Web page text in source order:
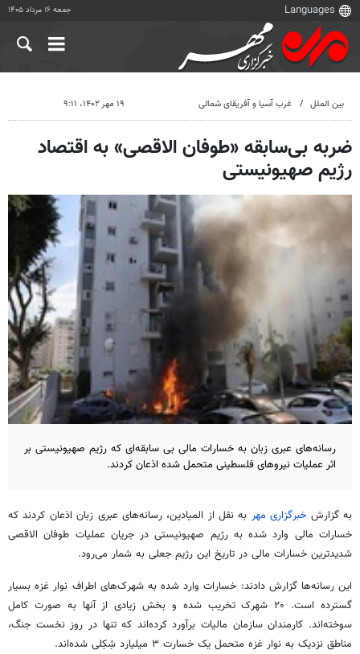
جمعه ۱۶ مرداد ۱۴۰۵
بین الملل غرب آسیا و آفریقای شمالی ۱۹ مهر ۱۴۰۲، ۹:۱۱
ضربه بی‌سابقه «طوفان الاقصی» به اقتصاد
رژیم صهیونیستی
رسانه‌های عبری زبان به خسارات مالی بی سابقه‌ای که رژیم صهیونیستی بر
اثر عملیات نیروهای فلسطینی متحمل شده اذعان کردند.
به گزارش خبرگزاری مهر به نقل از المیادین، رسانه‌های عبری زبان اذعان کردند که
خسارات مالی وارد شده به رژیم صهیونیستی در جریان عملیات طوفان الاقصی
شدیدترین خسارات مالی در تاریخ این رژیم جعلی به شمار می‌رود.
این رسانه‌ها گزارش دادند: خسارات وارد شده به شهرک‌های اطراف نوار غزه بسیار
گسترده است. ۲۰ شهرک تخریب شده و بخش زیادی از آنها به صورت کامل
سوخته‌اند. کارمندان سازمان مالیات برآورد کرده‌اند که تنها در روز نخست جنگ،
مناطق نزدیک به نوار غزه متحمل یک خسارت ۳ میلیارد شِکِلی شده‌اند.